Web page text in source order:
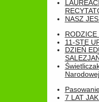
NASZ
RODZICE
11-STE
DZIEŃ
Narodowej
7 LAT